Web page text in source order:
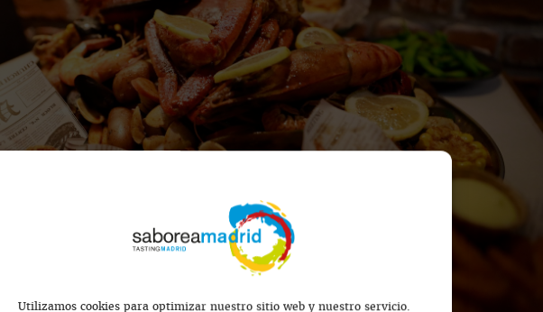
Utilizamos cookies para optimizar nuestro sitio web y nuestro servicio.